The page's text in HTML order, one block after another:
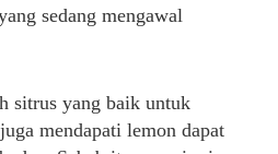
sedang mengawal
sitrus yang baik untuk
mendapati lemon dapat